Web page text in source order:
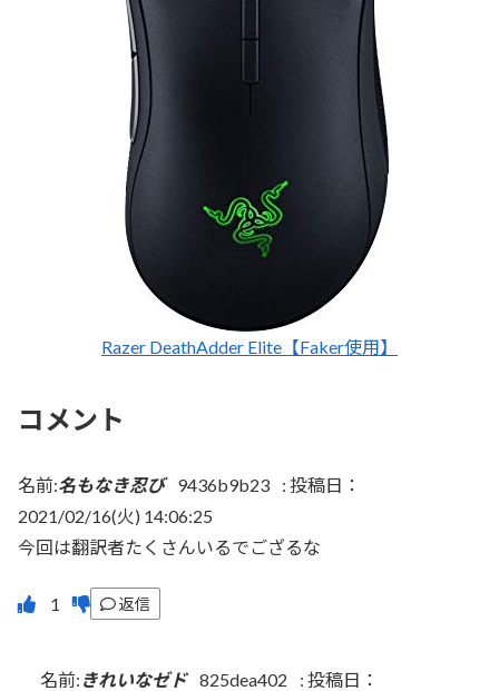
Razer DeathAdder Elite【Faker使用】
コメント
名前:名もなき忍び 9436b9b23 : 投稿日：
2021/02/16(火) 14:06:25
今回は翻訳者たくさんいるでござるな
返信
名前: きれいなゼド 825dea402 : 投稿日：